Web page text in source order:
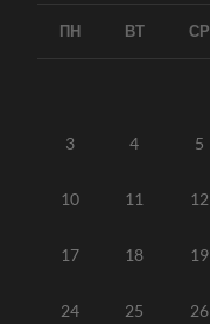
ПН ВТ СР
3 4 5
10 11 12
17 18 19
24 25 26